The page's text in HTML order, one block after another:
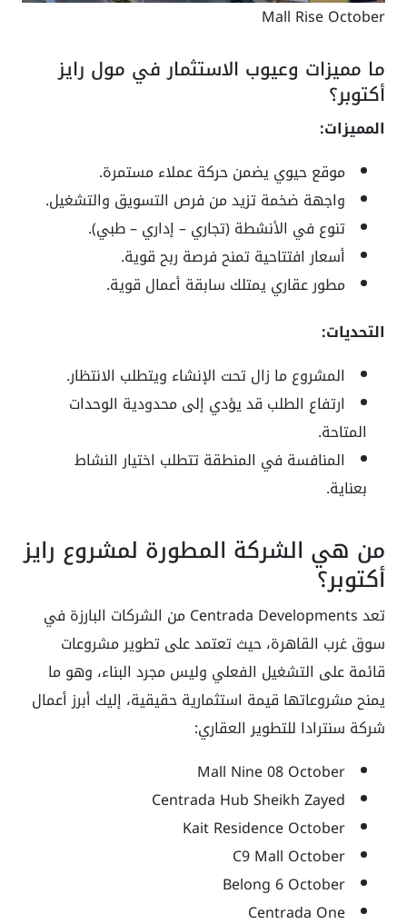
Mall Rise October
ما مميزات وعيوب الاستثمار في مول رايز
أكتوبر؟
المميزات:
موقع حيوي يضمن حركة عملاء مستمرة.
واجهة ضخمة تزيد من فرص التسويق والتشغيل.
تنوع في الأنشطة (تجاري – إداري – طبي).
أسعار افتتاحية تمنح فرصة ربح قوية.
مطور عقاري يمتلك سابقة أعمال قوية.
التحديات:
المشروع ما زال تحت الإنشاء ويتطلب الانتظار.
ارتفاع الطلب قد يؤدي إلى محدودية الوحدات
المتاحة.
المنافسة في المنطقة تتطلب اختيار النشاط
بعناية.
من هي الشركة المطورة لمشروع رايز
أكتوبر؟
تعد Centrada Developments من الشركات البارزة في
سوق غرب القاهرة، حيث تعتمد على تطوير مشروعات
قائمة على التشغيل الفعلي وليس مجرد البناء، وهو ما
يمنح مشروعاتها قيمة استثمارية حقيقية، إليك أبرز أعمال
شركة سنترادا للتطوير العقاري:
Mall Nine 08 October
Centrada Hub Sheikh Zayed
Kait Residence October
C9 Mall October
Belong 6 October
Centrada One